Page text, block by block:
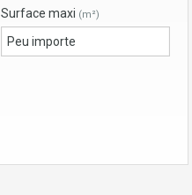
Surface maxi (m²)